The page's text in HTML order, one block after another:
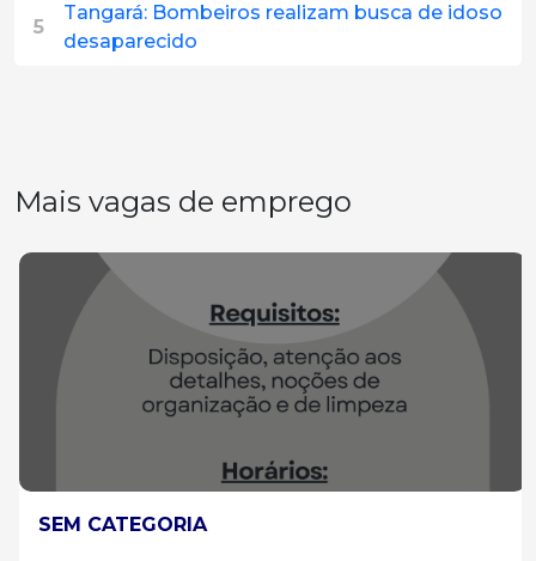
5
Tangará: Bombeiros realizam busca de idoso
desaparecido
Mais vagas de emprego
SEM CATEGORIA